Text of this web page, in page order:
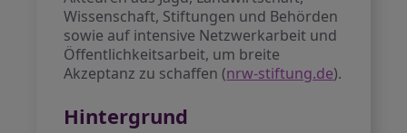
Wissenschaft, Stiftungen und Behörden
sowie auf intensive Netzwerkarbeit und
Öffentlichkeitsarbeit, um breite
Akzeptanz zu schaffen (nrw-stiftung.de).
Hintergrund